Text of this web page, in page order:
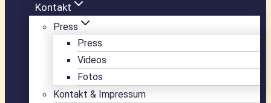
Kontakt
Press
Press
Videos
Fotos
Kontakt & Impressum